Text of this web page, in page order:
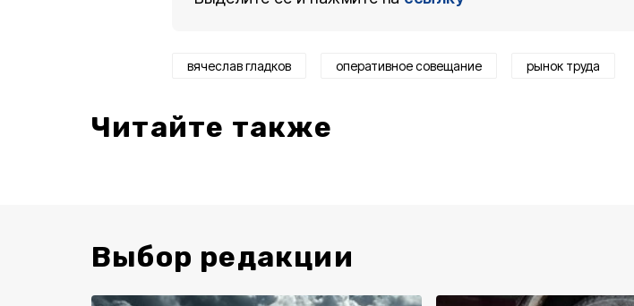
вячеслав гладков оперативное совещание рынок труда
Читайте также
Выбор редакции